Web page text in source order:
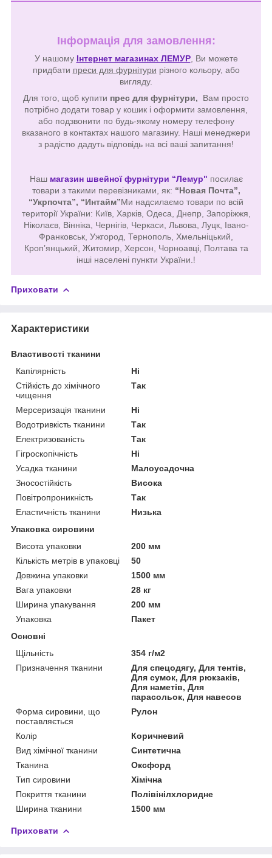
Інформація для замовлення:
У нашому Інтернет магазинах ЛЕМУР, Ви можете
придбати преси для фурнітури різного кольору, або
вигляду.
Для того, щоб купити прес для фурнітури,
Вам просто
потрібно додати товар у кошик і оформити замовлення,
або подзвонити по будь-якому номеру телефону
вказаного в контактах нашого магазину. Наші менеджери
з радістю дадуть відповідь на всі ваші запитання!
Наш магазин швейної фурнітури “Лемур" посилає
товари з такими перевізниками, як: “Новая Почта”,
“Укрпочта”, “Интайм”Ми надсилаємо товари по всій
території України: Київ, Харків, Одеса, Днепр, Запоріжжя,
Ніколаєв, Вінніка, Чернігів, Черкаси, Львова, Луцк, Івано-
Франковськ, Ужгород, Тернополь, Хмельніцький,
Кроп’янцький, Житомир, Херсон, Чорноавці, Полтава та
інші населені пункти України. !
Приховати
Характеристики
Властивості тканини
Капілярність
Ні
Стійкість до хімічного
чищення
Так
Мерсеризація тканини
Ні
Водотривкість тканини
Так
Електризованість
Так
Гігроскопічність
Ні
Усадка тканини
Малоусадочна
Зносостійкість
Висока
Повітропроникність
Так
Еластичність тканини
Низька
Упаковка сировини
Висота упаковки
200 мм
Кількість метрів в упаковці
50
Довжина упаковки
1500 мм
Вага упаковки
28 кг
Ширина упакування
200 мм
Упаковка
Пакет
Основні
Щільність
354 г/м2
Призначення тканини
Для спецодягу, Для тентів,
Для сумок, Для рюкзаків,
Для наметів, Для
парасольок, Для навесов
Форма сировини, що
поставляється
Рулон
Колір
Коричневий
Вид хімічної тканини
Синтетична
Тканина
Оксфорд
Тип сировини
Хімічна
Покриття тканини
Полівінілхлоридне
Ширина тканини
1500 мм
Приховати